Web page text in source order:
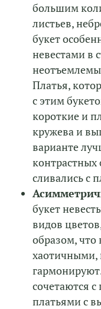
большим
листьев,
букет
невестами в
Платья,
с этим
короткие и
кружева и
варианте
контрастных
сливались с
букет
видов
образом, что
хаотичными,
сочетаются
платьями с